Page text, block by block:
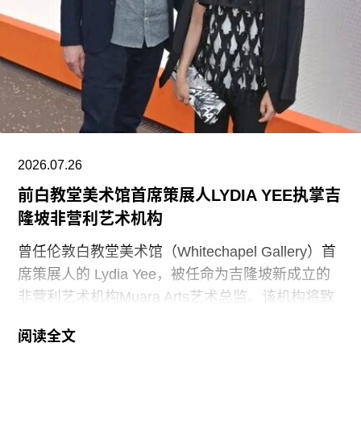
史博物馆如何因意识形态操控而抹杀我们的历史遗
产》的报告。指示牌还将“引导游客前往能够获取关
于美国历史准确信息的地点和资源”。不过政府并未
具体说明其认可的具体地点或资源为何。
该行政令还指责博物馆在美国建国250周年之际未
部长“在由国家公园管理局维护的人行道、步道及其
他公共场所设置临时展览或标识，以纠正博物馆内
呈现的不准确信息”。
史密森尼学会尚未就行政令发表公开评论。上周，
哈蒂格出席了一场国会听证会，期间
2026.07.26
前白教堂美术馆首席策展人LYDIA YEE执掌吉
隆坡非营利艺术机构
曾任伦敦白教堂美术馆（Whitechapel Gallery）首
席策展人的 Lydia Yee，被任命为吉隆坡新成立的
非营利艺术机构Muara Arts艺术总监。该机构将致
正式开幕。与美术馆配套建设的一座表演艺术剧场
阅读全文